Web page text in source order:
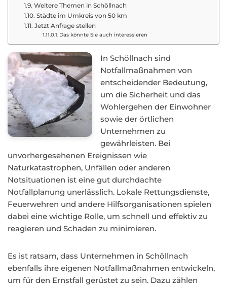
Weitere Themen in Schöllnach
Städte im Umkreis von 50 km
Jetzt Anfrage stellen
Das könnte Sie auch interessieren
In Schöllnach sind
Notfallmaßnahmen von
entscheidender Bedeutung,
um die Sicherheit und das
Wohlergehen der Einwohner
sowie der örtlichen
Unternehmen zu
gewährleisten. Bei
unvorhergesehenen Ereignissen wie
Naturkatastrophen, Unfällen oder anderen
Notsituationen ist eine gut durchdachte
Notfallplanung unerlässlich. Lokale Rettungsdienste,
Feuerwehren und andere Hilfsorganisationen spielen
dabei eine wichtige Rolle, um schnell und effektiv zu
reagieren und Schaden zu minimieren.
Es ist ratsam, dass Unternehmen in Schöllnach
ebenfalls ihre eigenen Notfallmaßnahmen entwickeln,
um für den Ernstfall gerüstet zu sein. Dazu zählen